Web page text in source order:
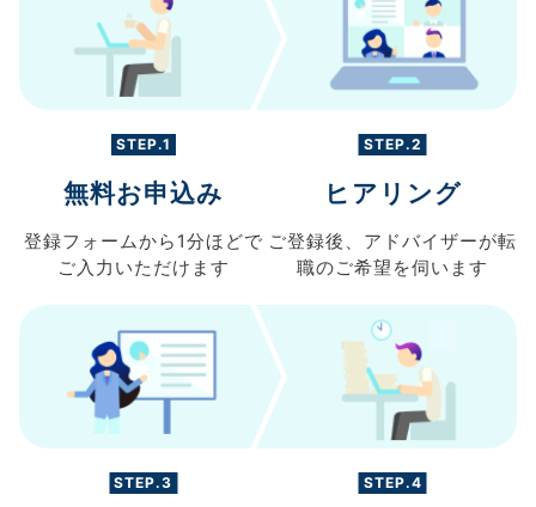
STEP.1
無料お申込み
登録フォームから 1分ほどで
ご入力 いただけます
STEP.2
ヒアリング
ご登録後、 アドバイザーが転
職のご希望を伺います
STEP.3 STEP.4